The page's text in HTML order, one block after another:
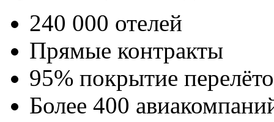
240 000 отелей
Прямые контракты
95% покрытие
Более 400